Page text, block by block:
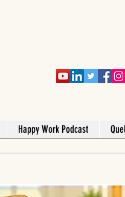
Happy Work Podcast